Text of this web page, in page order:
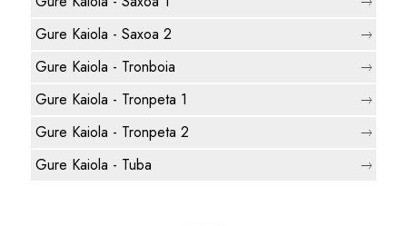
Gure Kaiola - Saxoa 2
Gure Kaiola - Tronboia
Gure Kaiola - Tronpeta 1
Gure Kaiola - Tronpeta 2
Gure Kaiola - Tuba